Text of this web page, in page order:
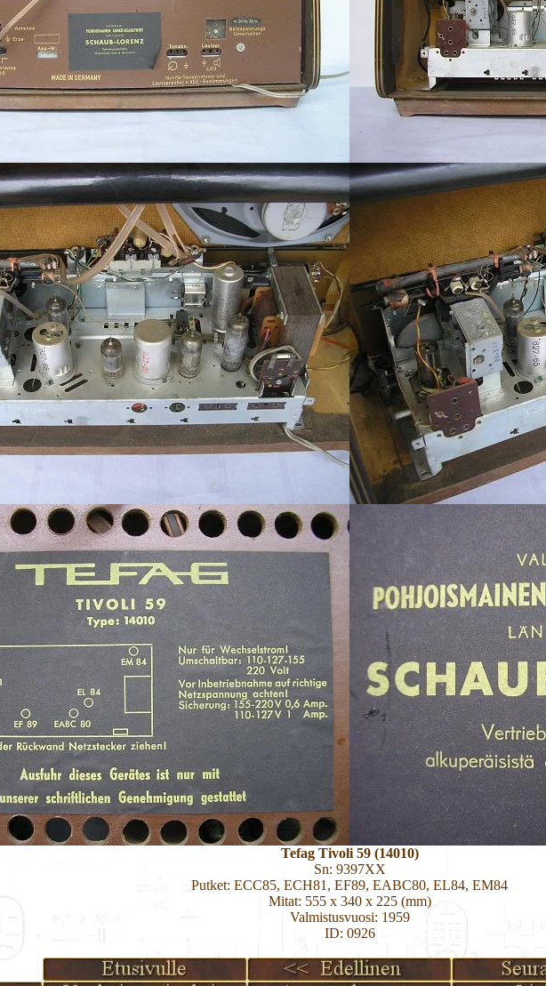
Tefag Tivoli 59 (14010)
Sn: 9397XX
Putket: ECC85, ECH81, EF89, EABC80, EL84, EM84
Mitat: 555 x 340 x 225 (mm)
Valmistusvuosi: 1959
ID: 0926